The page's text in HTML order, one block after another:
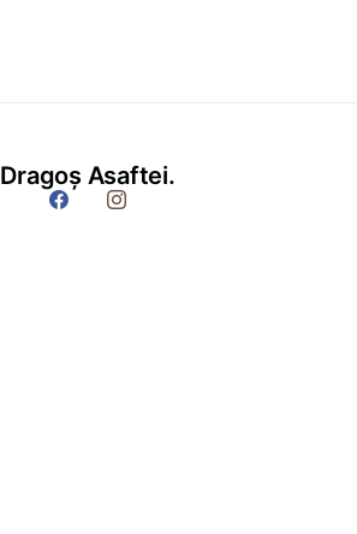
Dragoș Asaftei.